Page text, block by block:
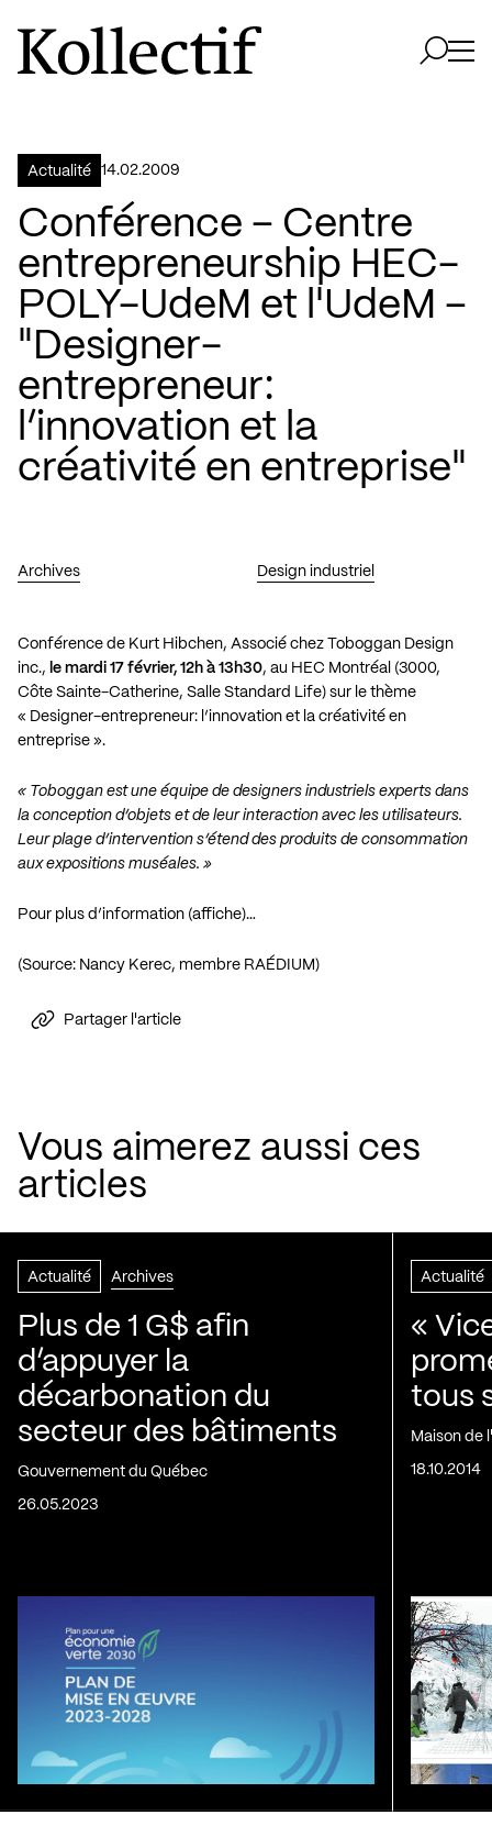
Aller à la page d'accueil
Logo Kollectif
Actualité 14.02.2009
Conférence – Centre
entrepreneurship HEC-
POLY-UdeM et l'UdeM –
"Designer-
entrepreneur:
l’innovation et la
créativité en entreprise"
Archives Design industriel
Conférence de Kurt Hibchen, Associé chez
Toboggan Design
inc., le mardi 17 février, 12h à 13h30, au HEC Montréal (3000,
Côte Sainte-Catherine, Salle Standard Life) sur le thème
« Designer-entrepreneur: l’innovation et la créativité en
entreprise ».
« Toboggan est une équipe de designers industriels experts dans
la conception d’objets et de leur interaction avec les utilisateurs.
Leur plage d’intervention s’étend des produits de consommation
aux expositions muséales. »
Pour plus d’information (affiche)…
(Source: Nancy Kerec, membre RAÉDIUM )
Partager l'article
Vous aimerez aussi ces
articles
Actualité Archives
Plus de 1 G$ afin
d’appuyer la
décarbonation du
secteur des bâtiments
Gouvernement du Québec
26.05.2023
Actualité
«
tous
Maison de
18.10.2014